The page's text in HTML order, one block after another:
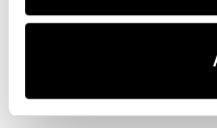
Ecotech Free Roll s1Pl (39-